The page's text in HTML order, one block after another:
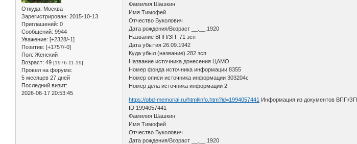
Откуда: Москва
Зарегистрирован: 2015-10-13
Приглашений: 0
Сообщений: 9944
Уважение: [+2328/-1]
Позитив: [+1757/-0]
Пол: Женский
Возраст: 49 [1976-11-19]
Провел на форуме:
5 месяцев 27 дней
Последний визит:
2026-06-17 20:53:45
Фамилия Шашкин
Имя Тимофей
Отчество Вуколович
Дата рождения/Возраст __.__.1920
Название ВПП/ЗП 71 зсп
Дата убытия 26.09.1942
Куда убыл (название) 282 зсп
Название источника донесения ЦАМО
Номер фонда источника информации 8355
Номер описи источника информации 303204с
Номер дела источника информации 2
https://obd-memorial.ru/html/info.htm?id=1994057441 Информация из документов ВПП/ЗП
ID 1994057441
Фамилия Шашкин
Имя Тимофей
Отчество Вуколович
Дата рождения/Возраст __.__.1920